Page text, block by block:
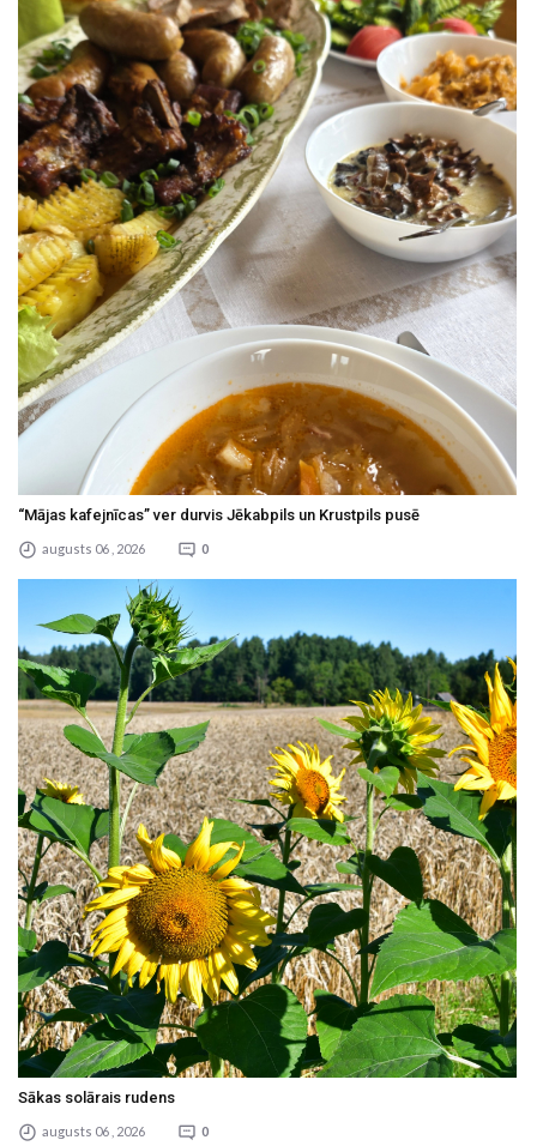
“Mājas kafejnīcas” ver durvis Jēkabpils un Krustpils pusē
augusts 06 , 2026 0
Sākas solārais rudens
augusts 06 , 2026 0